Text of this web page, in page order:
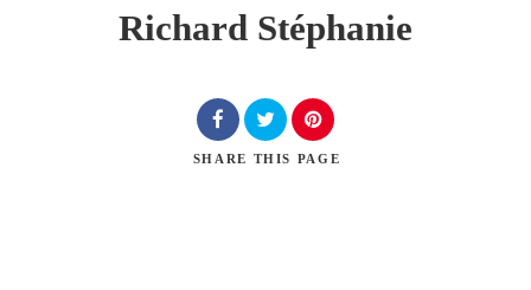
Richard Stéphanie
SHARE THIS PAGE